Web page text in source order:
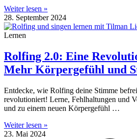
Weiter lesen »
28. September 2024
Lernen
Rolfing 2.0: Eine
Mehr Körpergefühl und
Entdecke, wie Rolfing deine Stimme
revolutioniert! Lerne, Fehlhaltungen und
und zu einem neuen Körpergefühl …
Weiter lesen »
23. Mai 2024